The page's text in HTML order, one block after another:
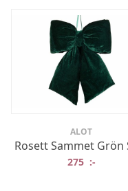
ALOT
Rosett Sammet Grön
275 :-